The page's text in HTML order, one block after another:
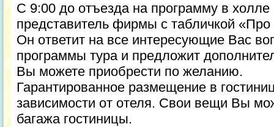
С 9:00 до отъезда на программу в холле
представитель фирмы с табличкой «Про
Он ответит на все интересующие Вас
программы тура и предложит
Вы можете приобрести по желанию.
Гарантированное размещение в
зависимости от отеля. Свои вещи Вы
багажа гостиницы.